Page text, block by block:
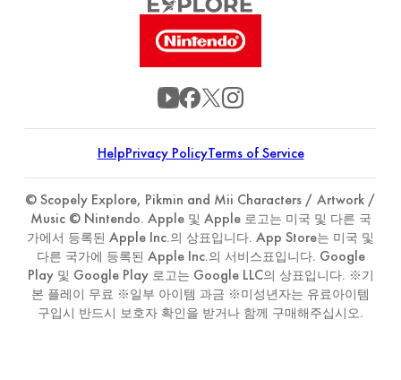
HelpPrivacy PolicyTerms of Service
© Scopely Explore, Pikmin and Mii Characters / Artwork /
Music © Nintendo. Apple 및 Apple 로고는 미국 및 다른 국
가에서 등록된 Apple Inc.의 상표입니다. App Store는 미국 및
다른 국가에 등록된 Apple Inc.의 서비스표입니다. Google
Play 및 Google Play 로고는 Google LLC의 상표입니다. ※기
본 플레이 무료 ※일부 아이템 과금 ※미성년자는 유료아이템
구입시 반드시 보호자 확인을 받거나 함께 구매해주십시오.